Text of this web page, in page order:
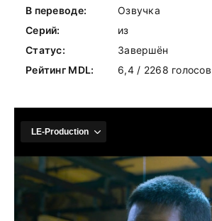
В переводе:
Озвучка
Серий:
из
Статус:
Завершён
Рейтинг MDL:
6,4 / 2268 голосов